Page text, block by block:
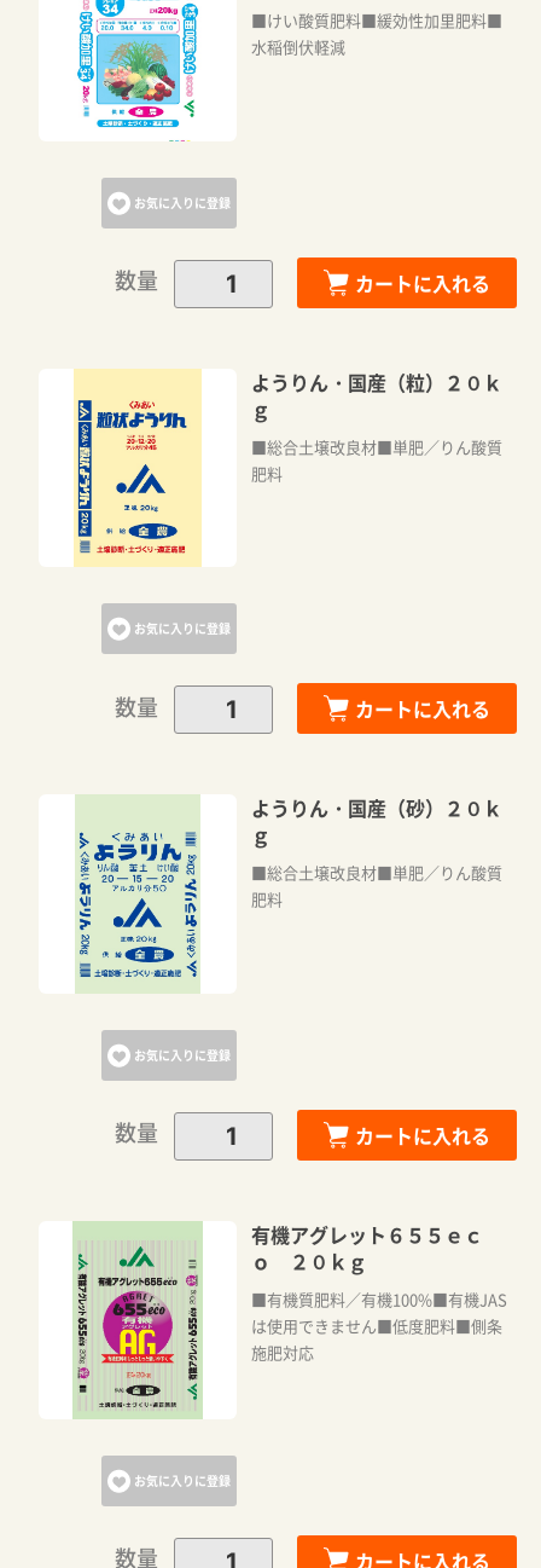
お気に入りに登録
■けい酸質肥料■緩効性加里肥料■
水稲倒伏軽減
数量 カートに入れる
お気に入りに登録
ようりん・国産（粒）２０ｋ
ｇ
■総合土壌改良材■単肥／りん酸質
肥料
数量 カートに入れる
お気に入りに登録
ようりん・国産（砂）２０ｋ
ｇ
■総合土壌改良材■単肥／りん酸質
肥料
数量 カートに入れる
お気に入りに登録
有機アグレット６５５ｅｃ
ｏ ２０ｋｇ
■有機質肥料／有機100%■有機JAS
は使用できません■低度肥料■側条
施肥対応
数量 カートに入れる
カートに追加しました。
お買い物を続ける
カートへ進む